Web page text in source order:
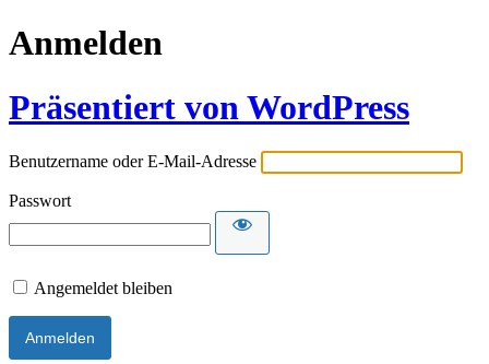
Anmelden
Präsentiert von WordPress
Benutzername oder E-Mail-Adresse
Passwort
Angemeldet bleiben